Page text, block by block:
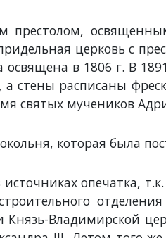
Успенский собор
во Владимире
престолом,
церковь с
в 1806 г. В
а стены расписаны
святых мучеников
которая была
источниках опечатка,
Князь-Владимирской